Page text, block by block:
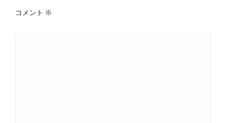
コメント ※